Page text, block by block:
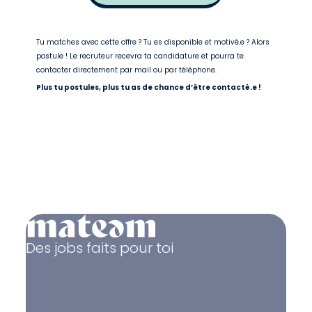
Tu matches avec cette offre ? Tu es disponible et motivé.e ? Alors
postule ! Le recruteur recevra ta candidature et pourra te
contacter directement par mail ou par téléphone.
Plus tu postules, plus tu as de chance d’être contacté.e !
Des jobs faits pour toi